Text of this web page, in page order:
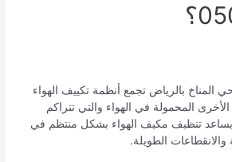
بالرياض تجمع أنظمة تكييف الهواء
الأخرى المحمولة في الهواء والتي تتراكم
تنظيف مكيف الهواء بشكل منتظم في
الطويلة.